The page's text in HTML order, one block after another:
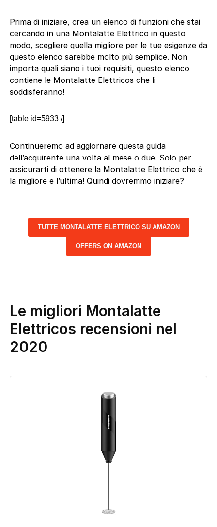
Prima di iniziare, crea un elenco di funzioni che stai
cercando in una Montalatte Elettrico in questo
modo, scegliere quella migliore per le tue esigenze da
questo elenco sarebbe molto più semplice. Non
importa quali siano i tuoi requisiti, questo elenco
contiene le Montalatte Elettricos che li
soddisferanno!
[table id=5933 /]
Continueremo ad aggiornare questa guida
dell’acquirente una volta al mese o due. Solo per
assicurarti di ottenere la Montalatte Elettrico che è
la migliore e l’ultima! Quindi dovremmo iniziare?
TUTTE MONTALATTE ELETTRICO SU AMAZON
OFFERS ON AMAZON
Le migliori Montalatte
Elettricos recensioni nel
2020